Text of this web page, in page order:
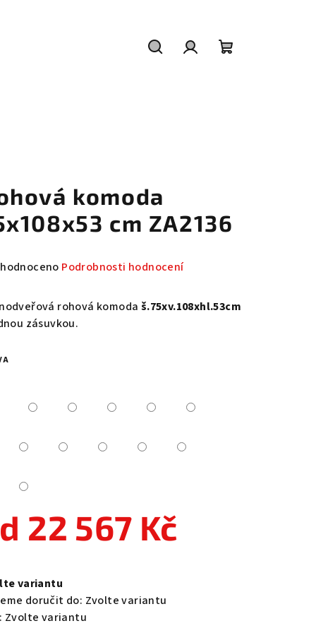
komoda
cm ZA2136
Podrobnosti hodnocení
rohová komoda š.75xv.108xhl.53cm
zásuvkou.
22 567 Kč
variantu
doručit do: Zvolte variantu
Zvolte variantu